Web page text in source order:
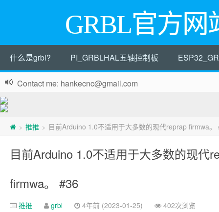
GRBL官方网
什么是grbl? PI_GRBLHAL五轴控制板
Contact me: hankecnc@gmail.com
> 推推 > 目前Arduino 1.0不适用于大多数的现代reprap firmwa。
目前Arduino 1.0不适用于大多数的现代
firmwa。 #36
推推 grbl 4年前 (2023-01-25) 402次浏览